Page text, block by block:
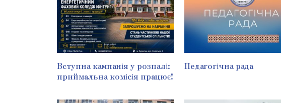
Вступна кампанія у розпалі:
приймальна комісія працює!
Педагогічна рада